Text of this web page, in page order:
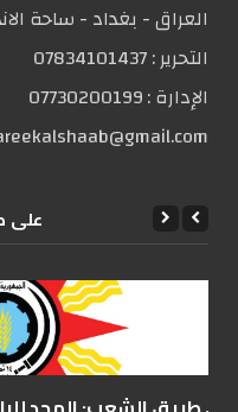
العراق - بغداد - ساحة
التحریر :07834101437
الإدارة :07730200199
علی